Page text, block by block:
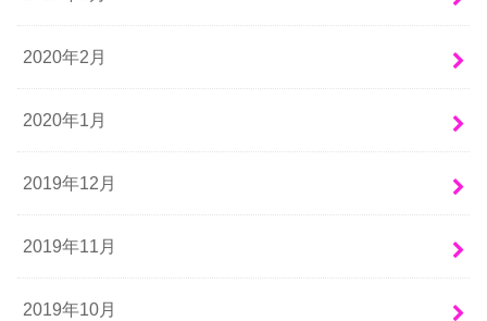
2020年2月
2020年1月
2019年12月
2019年11月
2019年10月